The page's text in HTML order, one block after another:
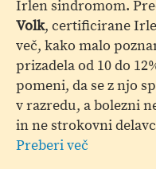
Irlen sindromom.
Volk, certificirane
več, kako malo
prizadela od 10 do
pomeni, da se z njo
v razredu, a bolezni
in ne strokovni
Preberi več